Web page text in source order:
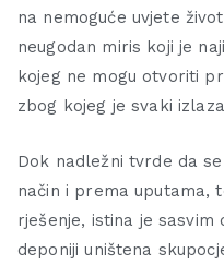
na nemoguće uvjete
neugodan miris koji je
kojeg ne mogu otvoriti
zbog kojeg je svaki
Dok nadležni tvrde da
način i prema uputama,
rješenje, istina je sasvim
deponiji uništena